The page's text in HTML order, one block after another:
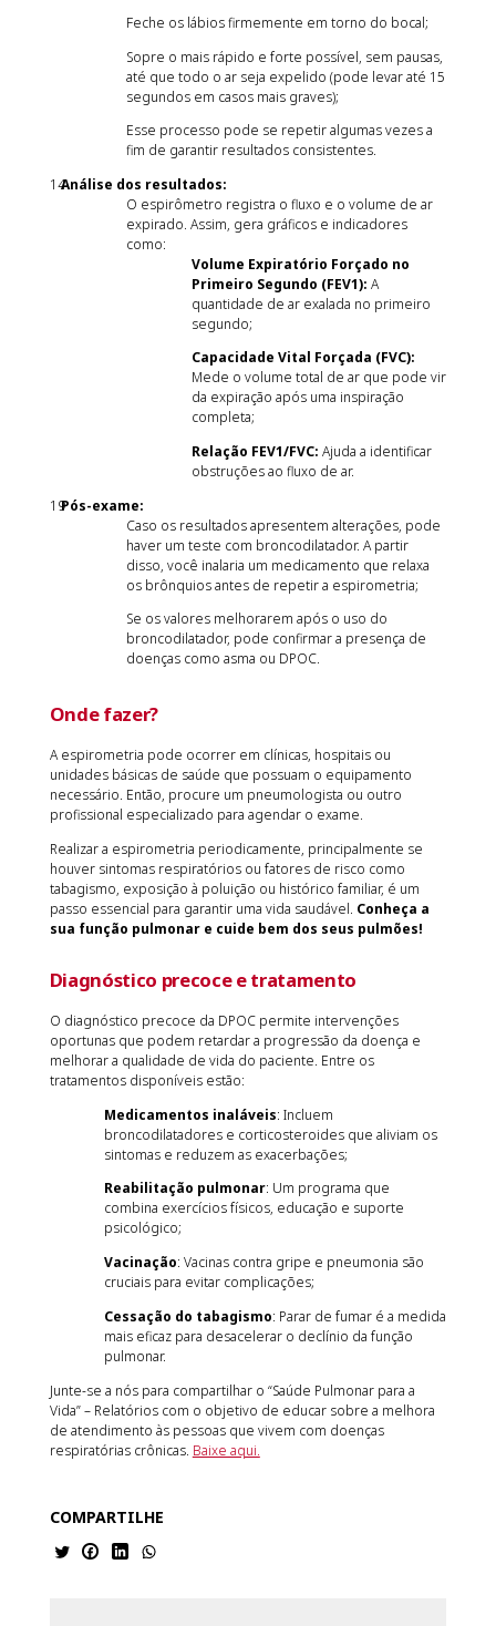
Feche os lábios firmemente em torno do bocal;
Sopre o mais rápido e forte possível, sem pausas,
até que todo o ar seja expelido (pode levar até 15
segundos em casos mais graves);
Esse processo pode se repetir algumas vezes a
fim de garantir resultados consistentes.
Análise dos resultados:
O espirômetro registra o fluxo e o volume de ar
expirado. Assim, gera gráficos e indicadores
como:
Volume Expiratório Forçado no
Primeiro Segundo (FEV1): A
quantidade de ar exalada no primeiro
segundo;
Capacidade Vital Forçada (FVC):
Mede o volume total de ar que pode vir
da expiração após uma inspiração
completa;
Relação FEV1/FVC: Ajuda a identificar
obstruções ao fluxo de ar.
Pós-exame:
Caso os resultados apresentem alterações, pode
haver um teste com broncodilatador. A partir
disso, você inalaria um medicamento que relaxa
os brônquios antes de repetir a espirometria;
Se os valores melhorarem após o uso do
broncodilatador, pode confirmar a presença de
doenças como asma ou DPOC.
Onde fazer?
A espirometria pode ocorrer em clínicas, hospitais ou
unidades básicas de saúde que possuam o equipamento
necessário. Então, procure um pneumologista ou outro
profissional especializado para agendar o exame.
Realizar a espirometria periodicamente, principalmente se
houver sintomas respiratórios ou fatores de risco como
tabagismo, exposição à poluição ou histórico familiar, é um
passo essencial para garantir uma vida saudável. Conheça a
sua função pulmonar e cuide bem dos seus pulmões!
Diagnóstico precoce e tratamento
O diagnóstico precoce da DPOC permite intervenções
oportunas que podem retardar a progressão da doença e
melhorar a qualidade de vida do paciente. Entre os
tratamentos disponíveis estão:
Medicamentos inaláveis: Incluem
broncodilatadores e corticosteroides que aliviam os
sintomas e reduzem as exacerbações;
Reabilitação pulmonar: Um programa que
combina exercícios físicos, educação e suporte
psicológico;
Vacinação: Vacinas contra gripe e pneumonia são
cruciais para evitar complicações;
Cessação do tabagismo: Parar de fumar é a medida
mais eficaz para desacelerar o declínio da função
pulmonar.
Junte-se a nós para compartilhar o “Saúde Pulmonar para a
Vida” – Relatórios com o objetivo de educar sobre a melhora
de atendimento às pessoas que vivem com doenças
respiratórias crônicas. Baixe aqui.
COMPARTILHE